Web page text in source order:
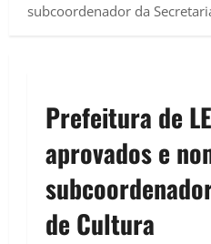
subcoordenador da
Prefeitura de
aprovados e
de Cultura